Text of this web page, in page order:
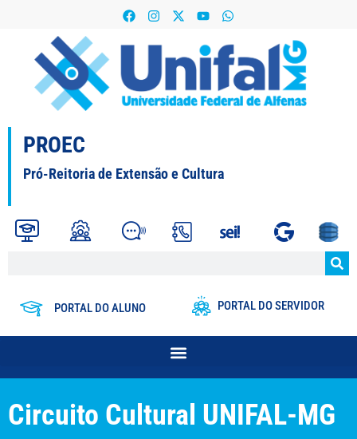
PROEC
Pró-Reitoria de Extensão e Cultura
PORTAL DO ALUNO PORTAL DO SERVIDOR
Circuito Cultural UNIFAL-MG